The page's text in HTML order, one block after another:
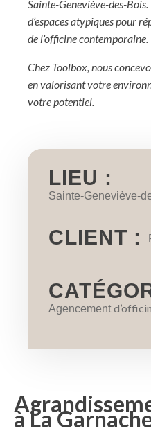
Sainte-Geneviève-des-Bois.
d’espaces atypiques pour
de l’officine contemporaine.
Chez Toolbox, nous
en valorisant votre
votre potentiel.
LIEU :
Sainte-Geneviève-
CLIENT :
Agencement
à La